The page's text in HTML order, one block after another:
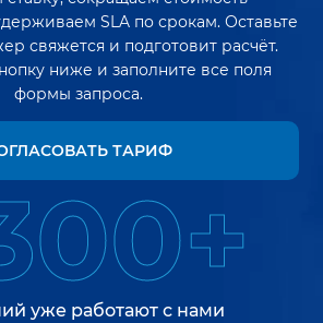
SLA по срокам. Оставьте
свяжется и подготовит расчёт.
ниже и заполните все поля
формы запроса.
ТАРИФ
уже работают с нами